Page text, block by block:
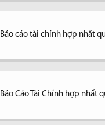
Báo cáo tài chính hợp nhất
Báo Cáo Tài Chính hợp nhất